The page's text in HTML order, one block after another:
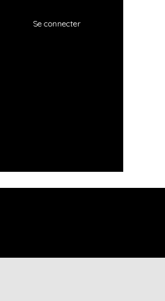
Se connecter